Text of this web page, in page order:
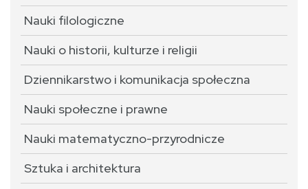
Nauki filologiczne
Nauki o historii, kulturze i religii
Dziennikarstwo i komunikacja społeczna
Nauki społeczne i prawne
Nauki matematyczno-przyrodnicze
Sztuka i architektura